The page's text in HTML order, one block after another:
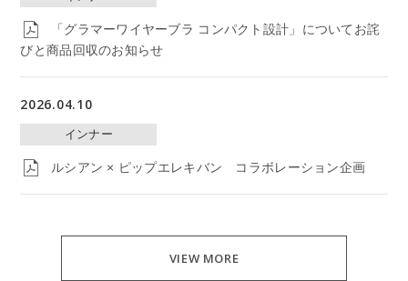
「グラマーワイヤーブラ コンパクト設計」についてお詫
びと商品回収のお知らせ
2026.04.10
インナー
ルシアン × ピップエレキバン コラボレーション企画
VIEW MORE